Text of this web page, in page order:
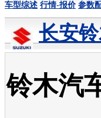
车型综述 行情-报价 参数
长安
铃木汽